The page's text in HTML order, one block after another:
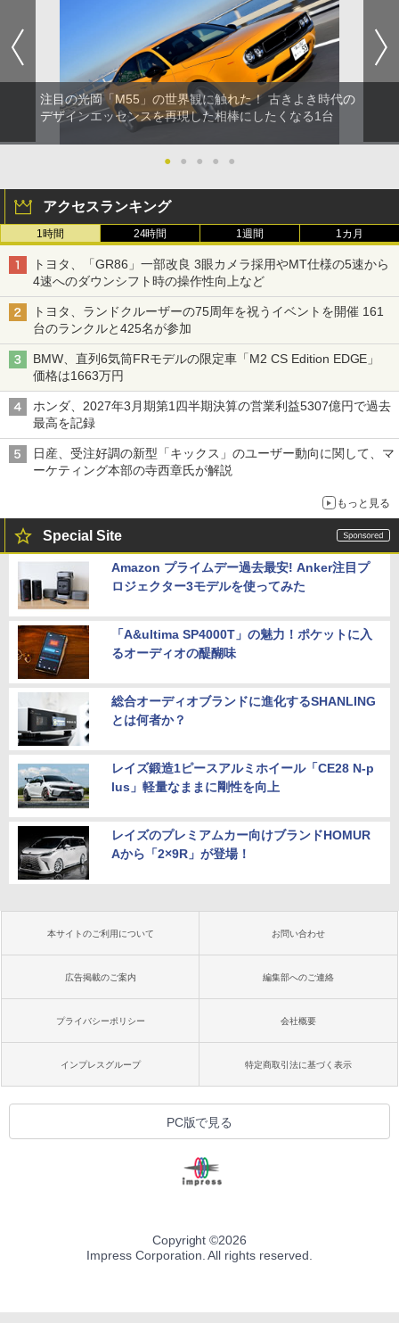
注目の光岡「M55」の世界観に触れた！ 古きよき時代の
デザインエッセンスを再現した相棒にしたくなる1台
● ● ● ● ●
アクセスランキング
1時間 24時間 1週間 1カ月
トヨタ、「GR86」一部改良 3眼カメラ採用やMT仕様の5速から
4速へのダウンシフト時の操作性向上など
トヨタ、ランドクルーザーの75周年を祝うイベントを開催 161
台のランクルと425名が参加
BMW、直列6気筒FRモデルの限定車「M2 CS Edition EDGE」
価格は1663万円
ホンダ、2027年3月期第1四半期決算の営業利益5307億円で過去
最高を記録
日産、受注好調の新型「キックス」のユーザー動向に関して、マ
ーケティング本部の寺西章氏が解説
もっと見る
Special Site
Amazon プライムデー過去最安! Anker注目プ
ロジェクター3モデルを使ってみた
「A&ultima SP4000T」の魅力！ポケットに入
るオーディオの醍醐味
総合オーディオブランドに進化するSHANLING
とは何者か？
レイズ鍛造1ピースアルミホイール「CE28 N-p
lus」軽量なままに剛性を向上
レイズのプレミアムカー向けブランドHOMUR
Aから「2×9R」が登場！
本サイトのご利用について お問い合わせ
広告掲載のご案内 編集部へのご連絡
プライバシーポリシー 会社概要
インプレスグループ 特定商取引法に基づく表示
PC版で見る
Copyright ©2026
Impress Corporation. All rights reserved.